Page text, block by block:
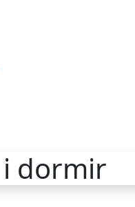
dormir